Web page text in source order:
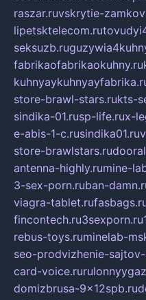
raszar.ruvskrytie-
lipetsktelecom.ru
seksuzb.ru
fabrikaofabrikaokuhny.ru
store-brawl-stars.rukts-
sindika-01.rusp-life.rux-
e-abis-1-c.rusindika01.ru
store-brawlstars.ru
antenna-highly.rumine-
3-sex-porn.ruban-
viagra-tablet.ru
fincontech.ru3sexporn.ru
rebus-toys.ruminelab-
seo-prodvizhenie-
card-voice.ru
domizbrusa-9x12spb.ru